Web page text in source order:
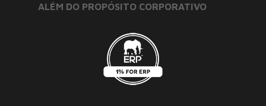
ALÉM DO PROPÓSITO CORPORATIVO